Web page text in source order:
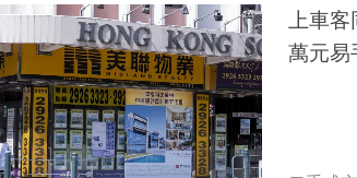
上車
萬元易